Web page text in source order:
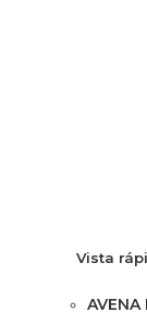
Vista
AVENA